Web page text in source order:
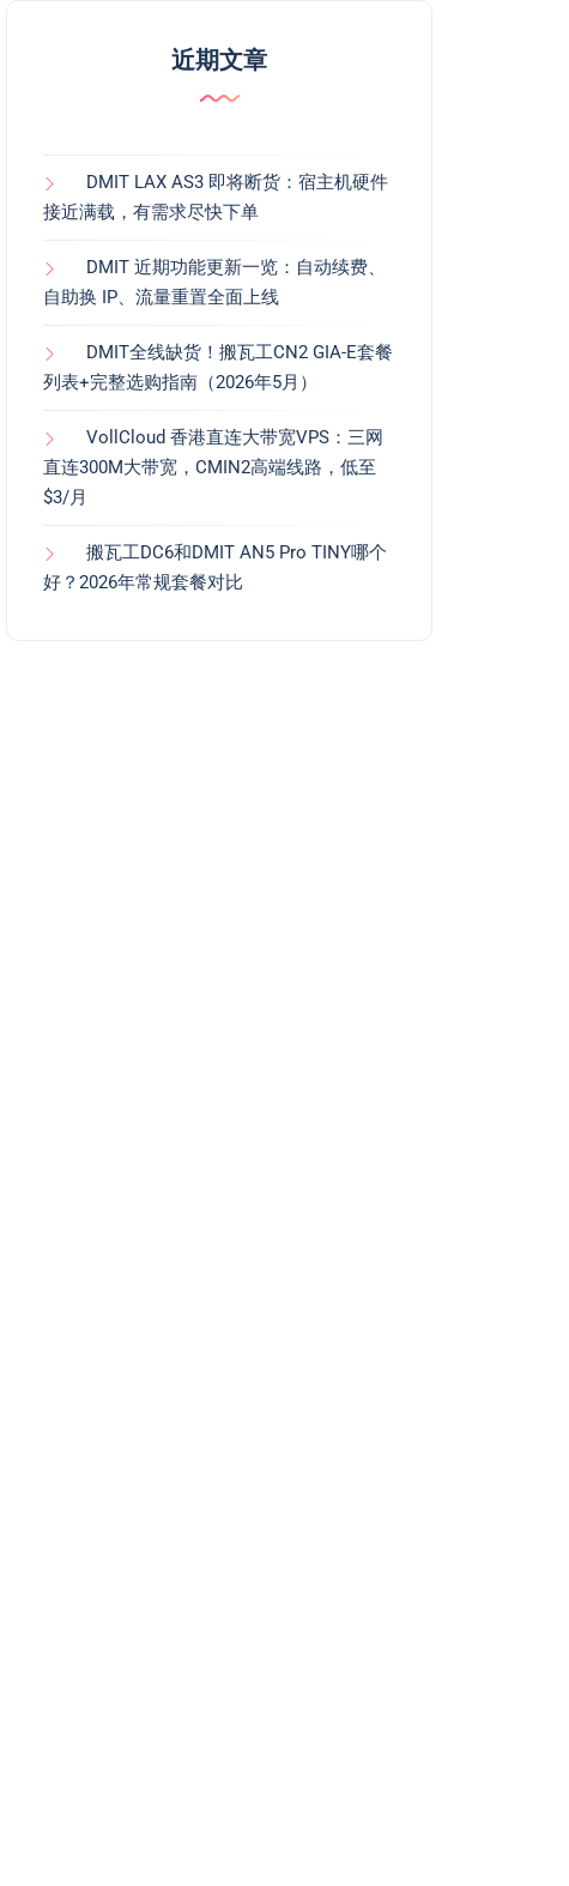
近期文章
DMIT LAX AS3 即将断货：宿主机硬件
接近满载，有需求尽快下单
DMIT 近期功能更新一览：自动续费、
自助换 IP、流量重置全面上线
DMIT全线缺货！搬瓦工CN2 GIA-E套餐
列表+完整选购指南（2026年5月）
VollCloud 香港直连大带宽VPS：三网
直连300M大带宽，CMIN2高端线路，低至
$3/月
搬瓦工DC6和DMIT AN5 Pro TINY哪个
好？2026年常规套餐对比